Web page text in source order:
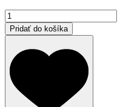
množstvo
Elektrický
parný
konvektomat
UNOX
ChefTop
MindMaps
One
XEVC-
Pridať do košíka